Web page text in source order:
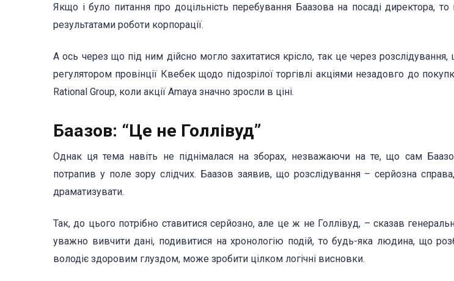
Якщо і було питання про доцільність перебування Баазова на посаді директора, то
результатами роботи корпорації.
А ось через що під ним дійсно могло захитатися крісло, так це через
регулятором провінції Квебек щодо підозрілої торгівлі акціями незадовго до
Rational Group, коли акції Amaya значно зросли в ціні.
Баазов: “Це не Голлівуд”
Однак ця тема навіть не піднімалася на зборах, незважаючи на те, що сам
потрапив у поле зору слідчих. Баазов заявив, що розслідування – серйозна
драматизувати.
Так, до цього потрібно ставитися серйозно, але це ж не Голлівуд, – сказав
уважно вивчити дані, подивитися на хронологію подій, то будь-яка людина, що
володіє здоровим глуздом, може зробити цілком логічні висновки.